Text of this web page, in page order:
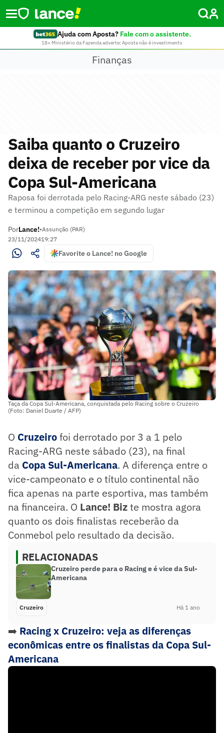
Ajuda com Aposta? Fale com o assistente.
18+ Ministério da Fazenda adverte: Aposta não é investimento
Finanças
Saiba quanto o Cruzeiro
deixa de receber por vice da
Copa Sul-Americana
Raposa foi derrotada pelo Racing-ARG neste sábado (23)
e terminou a competição em segundo lugar
PorLance!•Assunção (PAR)
23/11/202419:27
Favorite o Lance! no Google
Taça da Copa Sul-Americana, conquistada pelo Racing sobre o Cruzeiro
(Foto: Daniel Duarte / AFP)
O Cruzeirofoi derrotado por 3 a 1 pelo
Racing-ARG neste sábado (23), na final
da Copa Sul-Americana. A diferença entre o
vice-campeonato e o título continental não
fica apenas na parte esportiva, mas também
na financeira. O Lance! Bizte mostra agora
quanto os dois finalistas receberão da
Conmebol pelo resultado da decisão.
RELACIONADAS
Cruzeiro perde para o Racing e é vice da Sul-
Americana
Cruzeiro Há 1 ano
➡️ Racing x Cruzeiro: veja as diferenças
econômicas entre os finalistas da Copa Sul-
Americana